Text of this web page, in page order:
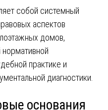
собой системный
аспектов
домов,
практике и
диагностики.
основания